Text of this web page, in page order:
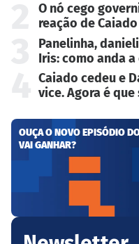
O nó cego
reação de
Panelinha,
Iris: como anda
Caiado cedeu e
vice. Agora é que
OUÇA O NOVO EPISÓDIO
VAI GANHAR?